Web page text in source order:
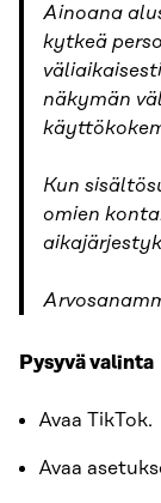
Ainoana
kytkeä
näkymän
Kun
omien
Pysyvä valinta
Avaa TikTok.
Avaa